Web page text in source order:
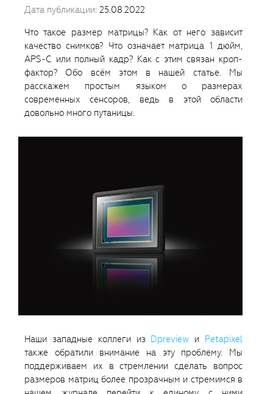
Дата публикации: 25.08.2022
Что такое размер матрицы? Как от него зависит
качество снимков? Что означает матрица 1 дюйм,
APS-C или полный кадр? Как с этим связан кроп-
фактор? Обо всём этом в нашей статье. Мы
расскажем простым языком о размерах
современных сенсоров, ведь в этой области
довольно много путаницы.
Наши западные коллеги из Dpreview и Petapixel
также обратили внимание на эту проблему. Мы
поддерживаем их в стремлении сделать вопрос
размеров матриц более прозрачным и стремимся в